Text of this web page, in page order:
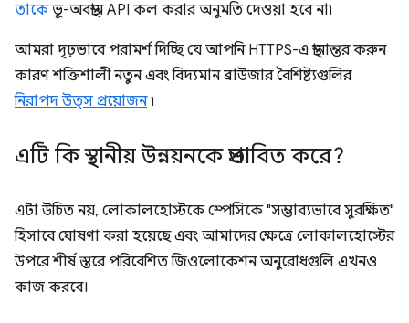
তাকেভূ-অবস্থান API কল করার অনুমতি দেওয়া হবে না৷
আমরা দৃঢ়ভাবে পরামর্শ দিচ্ছি যে আপনি HTTPS-এ স্থানান্তর করুন
কারণ শক্তিশালী নতুন এবং বিদ্যমান ব্রাউজার বৈশিষ্ট্যগুলির
নিরাপদ উত্স প্রয়োজন৷
এটি কি স্থানীয় উন্নয়নকে প্রভাবিত করে?
এটা উচিত নয়, লোকালহোস্টকে স্পেসিকে "সম্ভাব্যভাবে সুরক্ষিত"
হিসাবে ঘোষণা করা হয়েছে এবং আমাদের ক্ষেত্রে লোকালহোস্টের
উপরে শীর্ষ স্তরে পরিবেশিত জিওলোকেশন অনুরোধগুলি এখনও
কাজ করবে।